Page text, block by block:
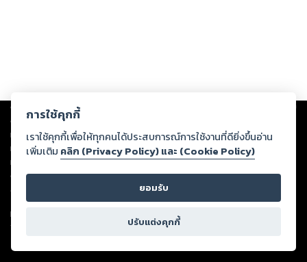
Copyright © 2026
ต่อผลงานหรือเนื้อหาใดที่อัปโหลดผ่านเว็บไซต์และปรากฏว่าละเมิดสิทธิใน
ทรัพย์สินทางปัญญาของบุคคลอื่นหรือขัดต่อกฎหมายและศีลธรรม ดังนั้น ผู้อ่าน
ทุกท่านโปรดใช้วิจารณญาณในการกลั่นกรองด้วยตนเอง และหากท่านพบว่าส่วน
หนึ่งส่วนใดขัดต่อกฎหมายและศีลธรรม กรุณาแจ้งมายังบริษัท เพื่อทีมงานจะได้
ดำเนินการในทันที ทั้งนี้ ทางสตอรี่ล็อกขอสงวนลิขสิทธิ์ตามพระราชบัญญัติ
ลิขสิทธิ์ พ.ศ. 2537 (ฉบับล่าสุด)
For support: member@ookbee.com
Version
การใช้คุกกี้
เราใช้คุกกี้เพื่อให้ทุกคนได้ประสบการณ์การใช้งานที่ดียิ่งขึ้นอ่าน
เพิ่มเติม คลิก (Privacy Policy) และ (Cookie Policy)
ยอมรับ
ปรับแต่งคุกกี้